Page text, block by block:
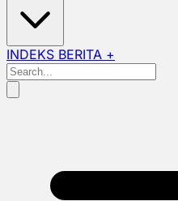
INDEKS BERITA +